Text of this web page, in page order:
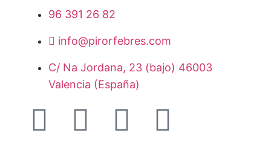
96 391 26 82
info@pirorfebres.com
C/ Na Jordana, 23 (bajo) 46003
Valencia (España)